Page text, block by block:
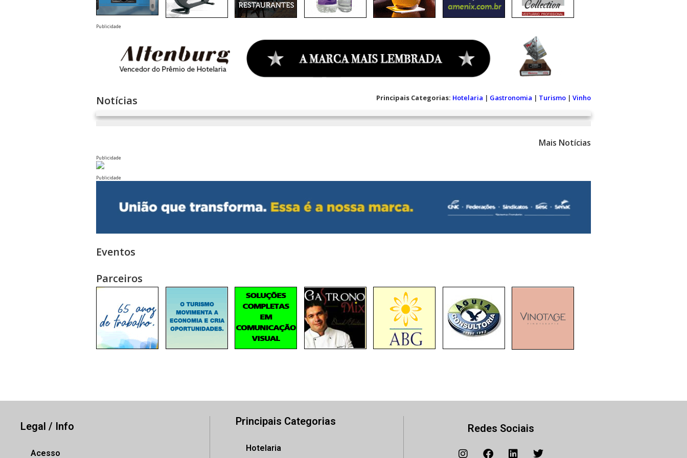
Publicidade
Notícias Principais Categorias: Hotelaria | Gastronomia | Turismo | Vinho
Mais Notícias
Publicidade
Publicidade
Eventos
Parceiros
Legal / Info
Acesso
Principais Categorias
Hotelaria
Redes Sociais